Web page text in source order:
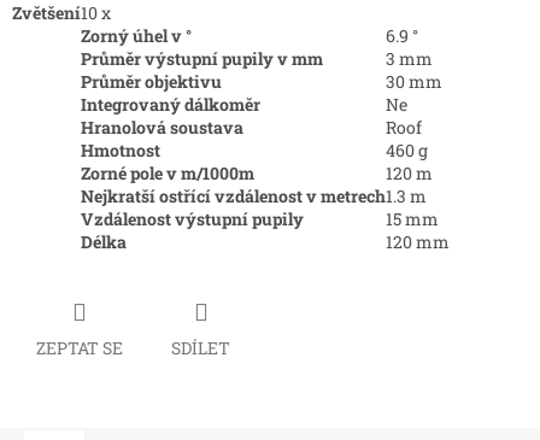
Zvětšení10 x
Zorný úhel v °
6.9 °
Průměr výstupní pupily v mm
3 mm
Průměr objektivu
30 mm
Integrovaný dálkoměr
Ne
Hranolová soustava
Roof
Hmotnost
460 g
Zorné pole v m/1000m
120 m
Nejkratší ostřící vzdálenost v metrech1.3 m
Vzdálenost výstupní pupily
15 mm
Délka
120 mm
ZEPTAT SE SDÍLET